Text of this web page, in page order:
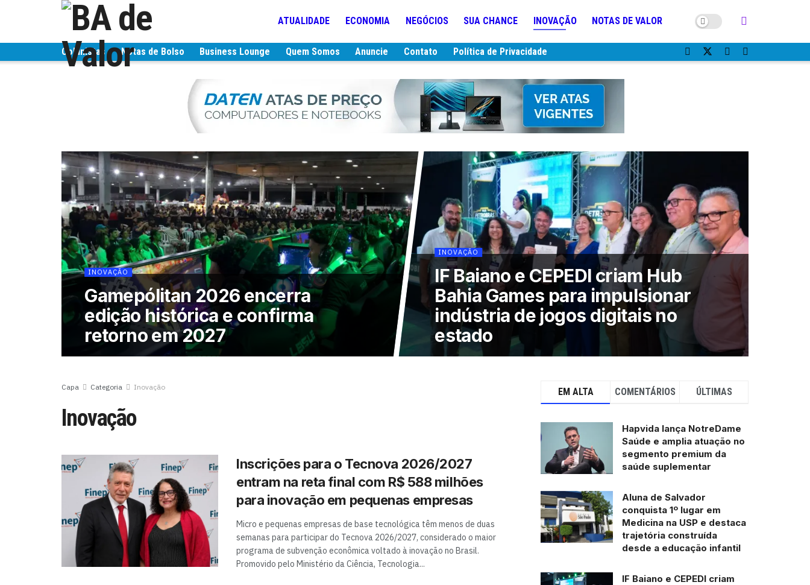
ATUALIDADE ECONOMIA NEGÓCIOS SUA CHANCE INOVAÇÃO NOTAS DE VALOR
Colunistas Notas de Bolso Business Lounge Quem Somos Anuncie Contato Política de Privacidade
INOVAÇÃO
Gamepólitan 2026 encerra
edição histórica e confirma
retorno em 2027
INOVAÇÃO
IF Baiano e CEPEDI criam Hub
Bahia Games para impulsionar
indústria de jogos digitais no
estado
Capa Categoria Inovação
Inovação
Inscrições para o Tecnova 2026/2027
entram na reta final com R$ 588 milhões
para inovação em pequenas empresas
Micro e pequenas empresas de base tecnológica têm menos de duas
semanas para participar do Tecnova 2026/2027, considerado o maior
programa de subvenção econômica voltado à inovação no Brasil.
Promovido pelo Ministério da Ciência, Tecnologia...
EM ALTA COMENTÁRIOS ÚLTIMAS
Hapvida lança NotreDame
Saúde e amplia atuação no
segmento premium da
saúde suplementar
Aluna de Salvador
conquista 1º lugar em
Medicina na USP e destaca
trajetória construída
desde a educação infantil
IF Baiano e CEPEDI criam